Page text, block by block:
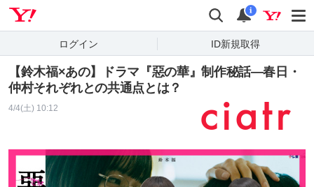
検索 通知
i
ログイン ID新規取得
【鈴木福×あの】ドラマ『惡の華』制作秘話―春日・
仲村それぞれとの共通点とは？
4/4(土) 10:12